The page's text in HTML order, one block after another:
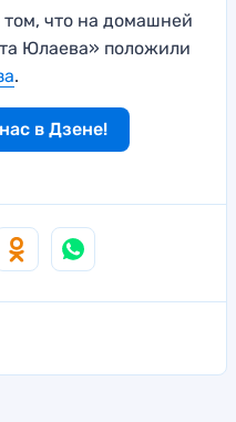
что на домашней
Юлаева» положили
.
в Дзене!